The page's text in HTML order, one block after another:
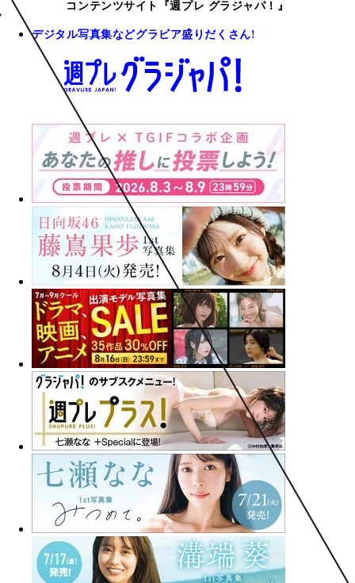
コンテンツサイト『週プレ グラジャパ！』
デジタル写真集などグラビア盛りだくさん!